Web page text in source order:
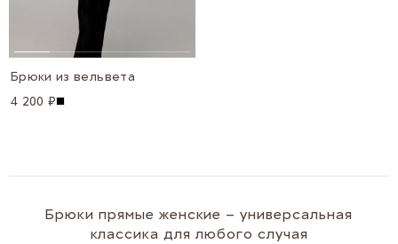
Брюки из вельвета
4 200 ₽
Брюки прямые женские – универсальная
классика для любого случая